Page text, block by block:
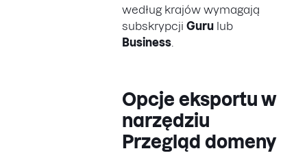
według krajów wymagają
subskrypcji Guru lub
Business
Opcje eksportu w
narzędziu
Przegląd domeny